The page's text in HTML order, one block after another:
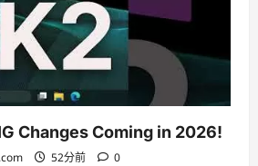
Changes Coming in 2026!
52分前 0